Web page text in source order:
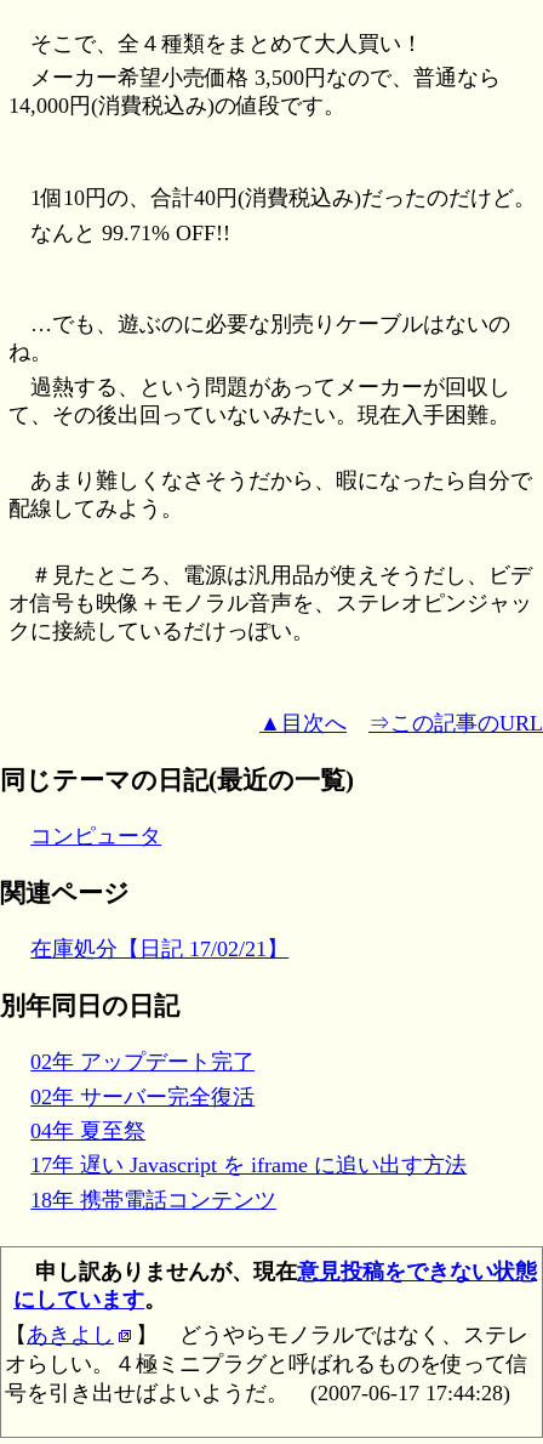
そこで、全４種類をまとめて大人買い！
メーカー希望小売価格 3,500円なので、普通なら
14,000円(消費税込み)の値段です。
1個10円の、合計40円(消費税込み)だったのだけど。
なんと 99.71% OFF!!
…でも、遊ぶのに必要な別売りケーブルはないの
ね。
過熱する、という問題があってメーカーが回収し
て、その後出回っていないみたい。現在入手困難。
あまり難しくなさそうだから、暇になったら自分で
配線してみよう。
＃見たところ、電源は汎用品が使えそうだし、ビデ
オ信号も映像＋モノラル音声を、ステレオピンジャッ
クに接続しているだけっぽい。
▲目次へ ⇒この記事のURL
同じテーマの日記(最近の一覧)
コンピュータ
関連ページ
在庫処分【日記 17/02/21】
別年同日の日記
02年 アップデート完了
02年 サーバー完全復活
04年 夏至祭
17年 遅い Javascript を iframe に追い出す方法
18年 携帯電話コンテンツ
申し訳ありませんが、現在意見投稿をできない状態
にしています。
【 あきよし 】 どうやらモノラルではなく、ステレ
オらしい。４極ミニプラグと呼ばれるものを使って信
号を引き出せばよいようだ。
(2007-06-17 17:44:28)